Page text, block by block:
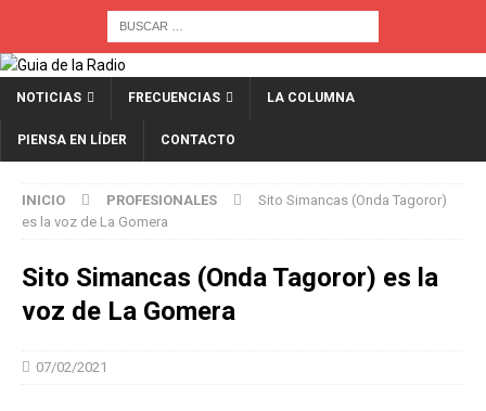
NOTICIAS FRECUENCIAS LA COLUMNA
PIENSA EN LÍDER CONTACTO
INICIO PROFESIONALES
Sito Simancas (Onda Tagoror)
es la voz de La Gomera
Sito Simancas (Onda Tagoror) es la
voz de La Gomera
07/02/2021